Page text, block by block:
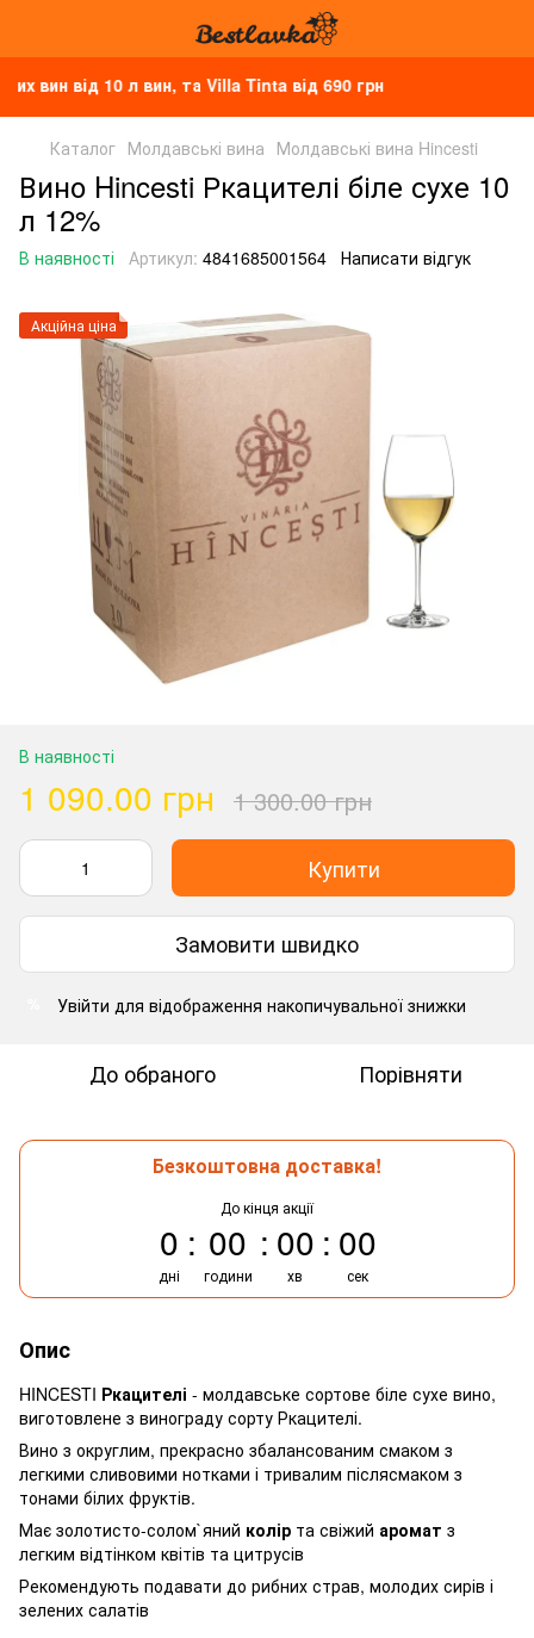
від 10 л вин, та Villa Tinta від 690 грн
Каталог Молдавські вина Молдавські вина Hincesti
Вино Hincesti Ркацителі біле сухе 10
л 12%
В наявності Артикул: 4841685001564 Написати відгук
Акційна ціна
В наявності
1 090.00 грн 1 300.00 грн
Купити
Замовити швидко
Увійти для відображення накопичувальної знижки
До обраного Порівняти
Безкоштовна доставка!
До кінця акції
0
дні
00
години
00
хв
00
сек
Опис
HINCESTI Ркацителі - молдавське сортове біле сухе вино,
виготовлене з винограду сорту Ркацителі.
Вино з округлим, прекрасно збалансованим смаком з
легкими сливовими нотками і тривалим післясмаком з
тонами білих фруктів.
Має золотисто-солом`яний колір та свіжий аромат з
легким відтінком квітів та цитрусів
Рекомендують подавати до рибних страв, молодих сирів і
зелених салатів